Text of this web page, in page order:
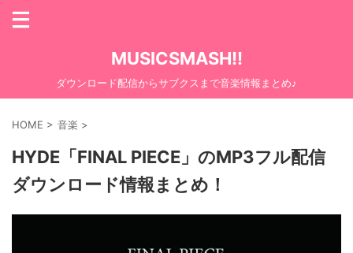
MUSICSMASH!!
ダウンロード配信からサブクスまで音楽情報まとめ♪
HOME > 音楽 >
HYDE「FINAL PIECE」のMP3フル配信
ダウンロード情報まとめ！